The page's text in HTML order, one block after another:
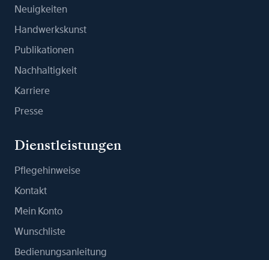
Neuigkeiten
Handwerkskunst
Publikationen
Nachhaltigkeit
Karriere
Presse
Dienstleistungen
Pflegehinweise
Kontakt
Mein Konto
Wunschliste
Bedienungsanleitung